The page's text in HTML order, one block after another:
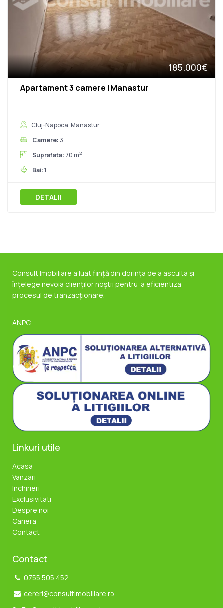
185.000€
Apartament 3 camere | Manastur
Cluj-Napoca, Manastur
Camere: 3
Suprafata: 70 m2
Bai:1
DETALII
Consult Imobiliare a luat ființă din dorința de a asculta și
înțelege nevoia clienților noștri pentru a eficientiza
procesul de tranzacționare.
ANPC
Linkuri utile
Acasa
Vanzari
Inchirieri
Exclusivitati
Despre noi
Cariera
Contact
Contact
0755.505.452
cereri@consultimobiliare.ro